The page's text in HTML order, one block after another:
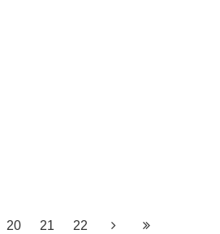
20 21 22